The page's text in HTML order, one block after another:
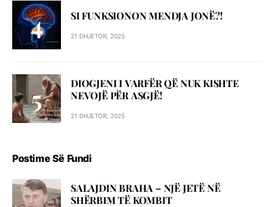
SI FUNKSIONON MENDJA JONË?!
21 DHJETOR, 2025
DIOGJENI I VARFËR QË NUK KISHTE
NEVOJË PËR ASGJË!
21 DHJETOR, 2025
Postime Së Fundi
SALAJDIN BRAHA – NJЁ JETЁ NЁ
SHЁRBIM TЁ KOMBIT